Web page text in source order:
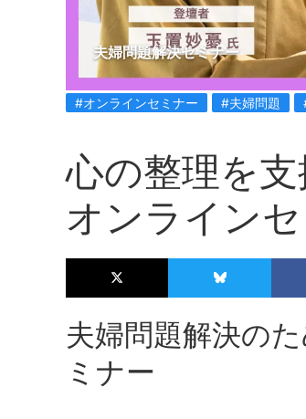
夫婦問題解決セミナー
#オンラインセミナー #夫婦問題
心の整理を
オンライン
夫婦問題解決の
ミナー